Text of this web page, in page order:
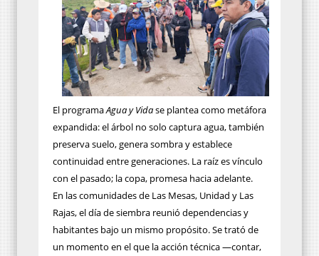
El programaAgua y Vidase plantea como metáfora
expandida: el árbol no solo captura agua, también
preserva suelo, genera sombra y establece
continuidad entre generaciones. La raíz es vínculo
con el pasado; la copa, promesa hacia adelante.
En las comunidades de Las Mesas, Unidad y Las
Rajas, el día de siembra reunió dependencias y
habitantes bajo un mismo propósito. Se trató de
un momento en el que la acción técnica —contar,